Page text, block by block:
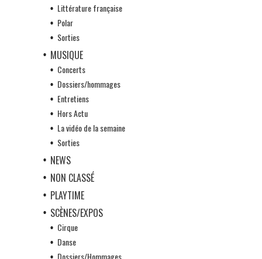
Littérature française
Polar
Sorties
MUSIQUE
Concerts
Dossiers/hommages
Entretiens
Hors Actu
La vidéo de la semaine
Sorties
NEWS
NON CLASSÉ
PLAYTIME
SCÈNES/EXPOS
Cirque
Danse
Dossiers/Hommages